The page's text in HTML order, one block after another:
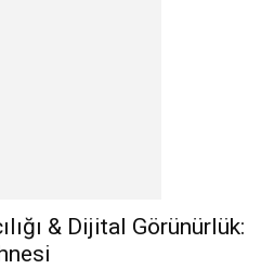
& Dijital Görünürlük: